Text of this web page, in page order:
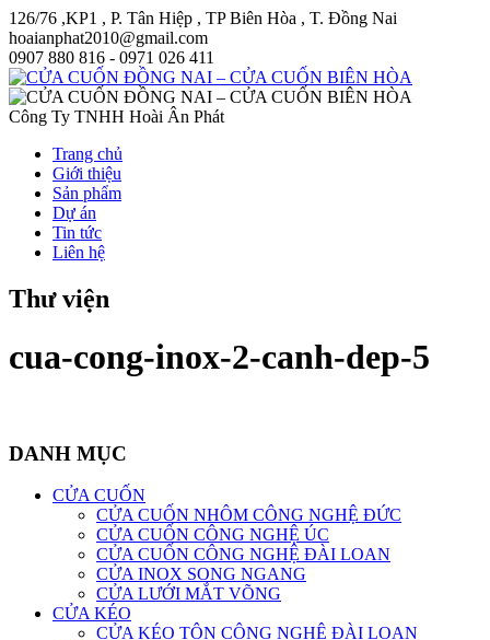
126/76 ,KP1 , P. Tân Hiệp , TP Biên Hòa , T. Đồng Nai
hoaianphat2010@gmail.com
0907 880 816 - 0971 026 411
Công Ty TNHH Hoài Ân Phát
Trang chủ
Giới thiệu
Sản phẩm
Dự án
Tin tức
Liên hệ
Thư viện
cua-cong-inox-2-canh-dep-5
DANH MỤC
CỬA CUỐN
CỬA CUỐN NHÔM CÔNG NGHỆ ĐỨC
CỬA CUỐN CÔNG NGHỆ ÚC
CỬA CUỐN CÔNG NGHỆ ĐÀI LOAN
CỬA INOX SONG NGANG
CỬA LƯỚI MẮT VÕNG
CỬA KÉO
CỬA KÉO TÔN CÔNG NGHỆ ĐÀI LOAN